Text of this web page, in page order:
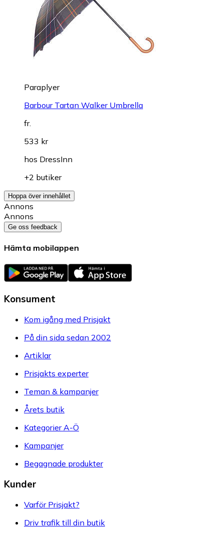
Paraplyer
Barbour Tartan Walker Umbrella
fr.
533 kr
hos DressInn
+2 butiker
Hoppa över innehållet
Annons
Annons
Ge oss feedback
Hämta mobilappen
Konsument
Kom igång med Prisjakt
På din sida sedan 2002
Artiklar
Prisjakts experter
Teman & kampanjer
Årets butik
Kategorier A-Ö
Kampanjer
Begagnade produkter
Kunder
Varför Prisjakt?
Driv trafik till din butik